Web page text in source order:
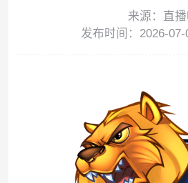
来源：直
发布时间：2026-07-